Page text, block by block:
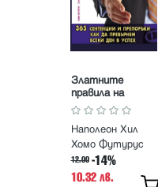
Златните
правила на
успеха
Наполеон Хил
Хомо Футурус
12.00 -14%
10.32 лв.